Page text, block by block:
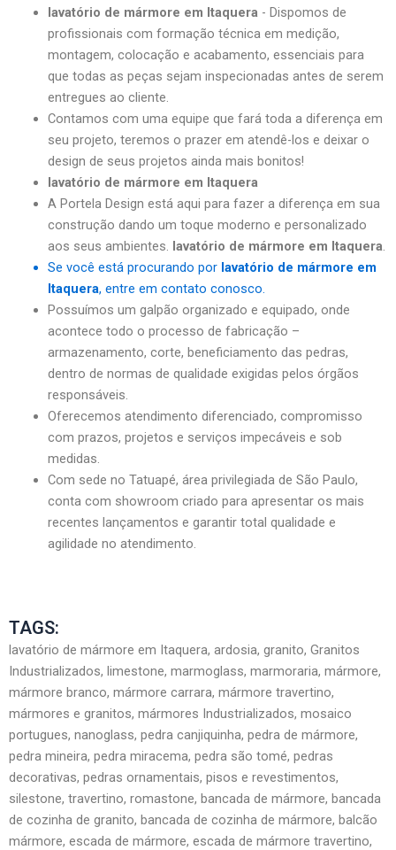
lavatório de mármore em Itaquera- Dispomos de
profissionais com formação técnica em medição,
montagem, colocação e acabamento, essenciais para
que todas as peças sejam inspecionadas antes de serem
entregues ao cliente.
Contamos com uma equipe que fará toda a diferença em
seu projeto, teremos o prazer em atendê-los e deixar o
design de seus projetos ainda mais bonitos!
lavatório de mármore em Itaquera
A Portela Design está aqui para fazer a diferença em sua
construção dando um toque moderno e personalizado
aos seus ambientes. lavatório de mármore em Itaquera.
Se você está procurando por lavatório de mármore em
Itaquera, entre em contato conosco.
Possuímos um galpão organizado e equipado, onde
acontece todo o processo de fabricação –
armazenamento, corte, beneficiamento das pedras,
dentro de normas de qualidade exigidas pelos órgãos
responsáveis.
Oferecemos atendimento diferenciado, compromisso
com prazos, projetos e serviços impecáveis e sob
medidas.
Com sede no Tatuapé, área privilegiada de São Paulo,
conta com showroom criado para apresentar os mais
recentes lançamentos e garantir total qualidade e
agilidade no atendimento.
TAGS:
lavatório de mármore em Itaquera, ardosia, granito, Granitos
Industrializados, limestone, marmoglass, marmoraria, mármore,
mármore branco, mármore carrara, mármore travertino,
mármores e granitos, mármores Industrializados, mosaico
portugues, nanoglass, pedra canjiquinha, pedra de mármore,
pedra mineira, pedra miracema, pedra são tomé, pedras
decorativas, pedras ornamentais, pisos e revestimentos,
silestone, travertino, romastone, bancada de mármore, bancada
de cozinha de granito, bancada de cozinha de mármore, balcão
mármore, escada de mármore, escada de mármore travertino,